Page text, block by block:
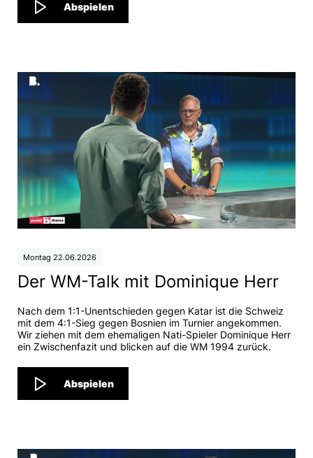
Abspielen
Montag 22.06.2026
Der WM-Talk mit Dominique Herr
Nach dem 1:1-Unentschieden gegen Katar ist die Schweiz
mit dem 4:1-Sieg gegen Bosnien im Turnier angekommen.
Wir ziehen mit dem ehemaligen Nati-Spieler Dominique Herr
ein Zwischenfazit und blicken auf die WM 1994 zurück.
Abspielen